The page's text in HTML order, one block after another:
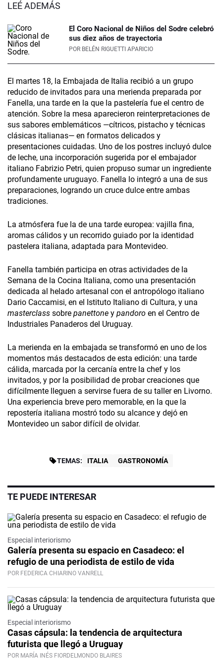
LEÉ ADEMÁS
El Coro Nacional de Niños del Sodre celebró
sus diez años de trayectoria
POR BELÉN RIGUETTI APARICIO
El martes 18, la Embajada de Italia recibió a un grupo
reducido de invitados para una merienda preparada por
Fanella, una tarde en la que la pastelería fue el centro de
atención. Sobre la mesa aparecieron reinterpretaciones de
sus sabores emblemáticos —cítricos, pistacho y técnicas
clásicas italianas— en formatos delicados y
presentaciones cuidadas. Uno de los postres incluyó dulce
de leche, una incorporación sugerida por el embajador
italiano Fabrizio Petri, quien propuso sumar un ingrediente
profundamente uruguayo. Fanella lo integró a una de sus
preparaciones, logrando un cruce dulce entre ambas
tradiciones.
La atmósfera fue la de una tarde europea: vajilla fina,
aromas cálidos y un recorrido guiado por la identidad
pastelera italiana, adaptada para Montevideo.
Fanella también participa en otras actividades de la
Semana de la Cocina Italiana, como una presentación
dedicada al helado artesanal con el antropólogo italiano
Dario Caccamisi, en el Istituto Italiano di Cultura, y una
masterclass sobre panettone y pandoro en el Centro de
Industriales Panaderos del Uruguay.
La merienda en la embajada se transformó en uno de los
momentos más destacados de esta edición: una tarde
cálida, marcada por la cercanía entre la chef y los
invitados, y por la posibilidad de probar creaciones que
difícilmente lleguen a servirse fuera de su taller en Livorno.
Una experiencia breve pero memorable, en la que la
repostería italiana mostró todo su alcance y dejó en
Montevideo un sabor difícil de olvidar.
TEMAS: ITALIA GASTRONOMÍA
TE PUEDE INTERESAR
Especial interiorismo
Galería presenta su espacio en Casadeco: el
refugio de una periodista de estilo de vida
POR FEDERICA CHIARINO VANRELL
Especial interiorismo
Casas cápsula: la tendencia de arquitectura
futurista que llegó a Uruguay
POR MARÍA INÉS FIORDELMONDO BLAIRES